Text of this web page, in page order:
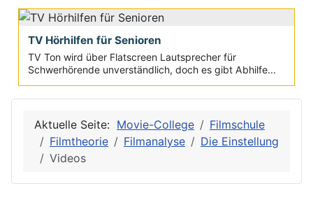
TV Hörhilfen für Senioren
TV Ton wird über Flatscreen Lautsprecher für
Schwerhörende unverständlich, doch es gibt Abhilfe...
Aktuelle Seite: Movie-College
Filmschule
Filmtheorie
Filmanalyse
Die Einstellung
Videos